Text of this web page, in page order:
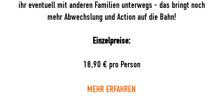
ihr eventuell mit anderen Familien unterwegs - das bringt noch
mehr Abwechslung und Action auf die Bahn!
Einzelpreise:
18,90 € pro Person
MEHR ERFAHREN